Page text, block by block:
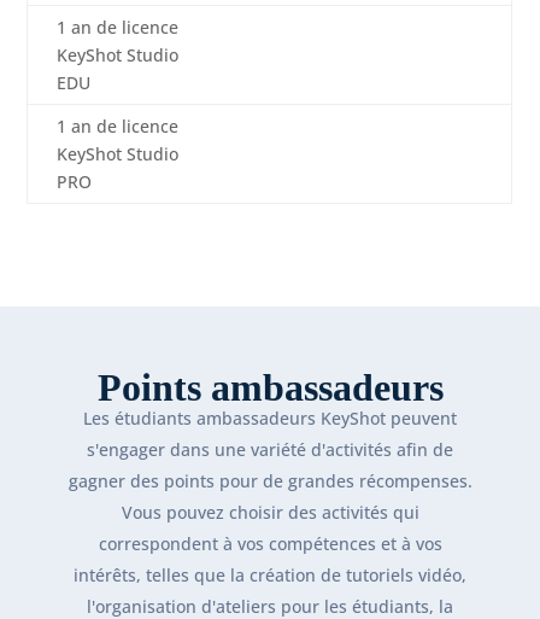
1 an de licence
KeyShot Studio
EDU
1 an de licence
KeyShot Studio
PRO
Points ambassadeurs
Les étudiants ambassadeurs KeyShot peuvent
s'engager dans une variété d'activités afin de
gagner des points pour de grandes récompenses.
Vous pouvez choisir des activités qui
correspondent à vos compétences et à vos
intérêts, telles que la création de tutoriels vidéo,
l'organisation d'ateliers pour les étudiants, la